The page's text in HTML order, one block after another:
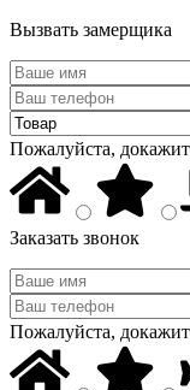
Вызвать замерщика
Пожалуйста,
Заказать звонок
Пожалуйста,